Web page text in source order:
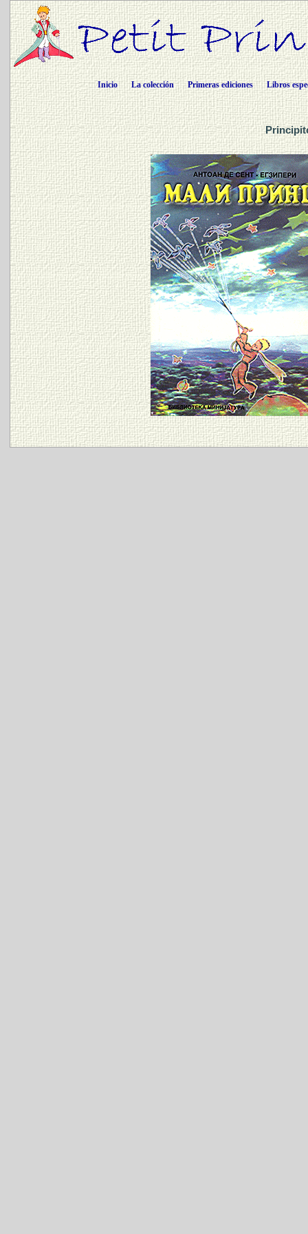
Inicio La colección Primeras ediciones Libros